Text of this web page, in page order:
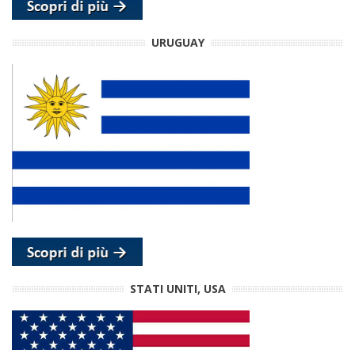
URUGUAY
STATI UNITI, USA